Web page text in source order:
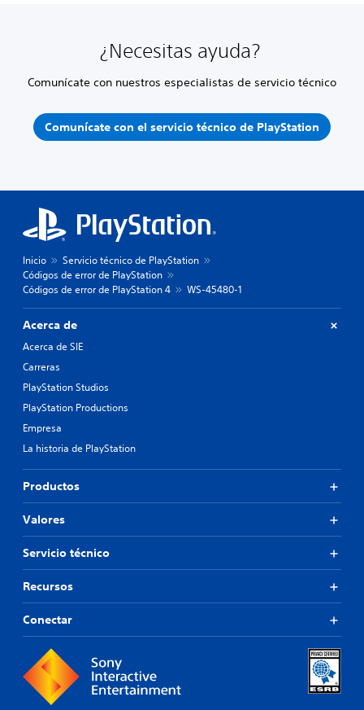
¿Necesitas ayuda?
Comunícate con nuestros especialistas de servicio técnico
Comunícate con el servicio técnico de PlayStation
Inicio
Servicio técnico de PlayStation
Códigos de error de PlayStation
Códigos de error de PlayStation 4
WS-45480-1
Acerca de
Acerca de SIE
Carreras
PlayStation Studios
PlayStation Productions
Empresa
La historia de PlayStation
Productos
Valores
Servicio técnico
Recursos
Conectar